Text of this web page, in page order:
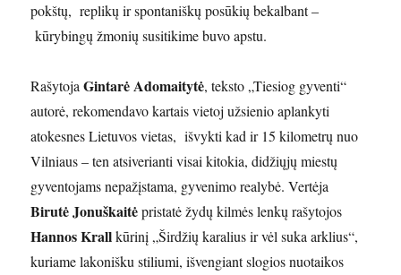
pokštų, replikų ir spontaniškų posūkių bekalbant –
kūrybingų žmonių susitikime buvo apstu.
RašytojaGintarė Adomaitytė, teksto „Tiesiog gyventi“
autorė, rekomendavo kartais vietoj užsienio aplankyti
atokesnes Lietuvos vietas, išvykti kad ir 15 kilometrų nuo
Vilniaus – ten atsiverianti visai kitokia, didžiųjų miestų
gyventojams nepažįstama, gyvenimo realybė. Vertėja
Birutė Jonuškaitėpristatė žydų kilmės lenkų rašytojos
Hannos Krallkūrinį „Širdžių karalius ir vėl suka arklius“,
kuriame lakonišku stiliumi, išvengiant slogios nuotaikos